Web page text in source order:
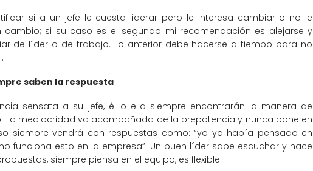
si a un jefe le cuesta liderar pero le interesa cambiar o no le
cambio; si su caso es el segundo mi recomendación es alejarse y
de líder o de trabajo. Lo anterior debe hacerse a tiempo para no
saben la respuesta
sensata a su jefe, él o ella siempre encontrarán la manera de
La mediocridad va acompañada de la prepotencia y nunca pone en
siempre vendrá con respuestas como: “yo ya había pensado en
funciona esto en la empresa”. Un buen líder sabe escuchar y hace
siempre piensa en el equipo, es flexible.